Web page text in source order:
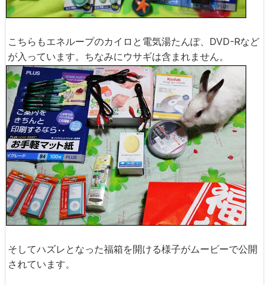
こちらもエネループのカイロと電気湯たんぽ、DVD-Rなど
が入っています。ちなみにウサギは含まれません。
そしてハズレとなった福箱を開ける様子がムービーで公開
されています。